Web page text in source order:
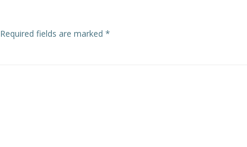
Required fields are marked *